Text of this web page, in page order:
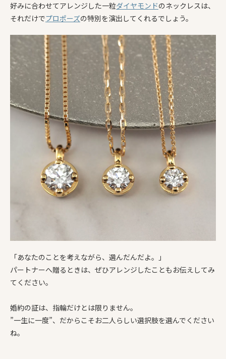
好みに合わせてアレンジした一粒ダイヤモンドのネックレスは、
それだけでプロポーズの特別を演出してくれるでしょう。
「あなたのことを考えながら、選んだんだよ。」
パートナーへ贈るときは、ぜひアレンジしたこともお伝えしてみ
てください。
婚約の証は、指輪だけとは限りません。
”一生に一度”、だからこそお二人らしい選択肢を選んでください
ね。